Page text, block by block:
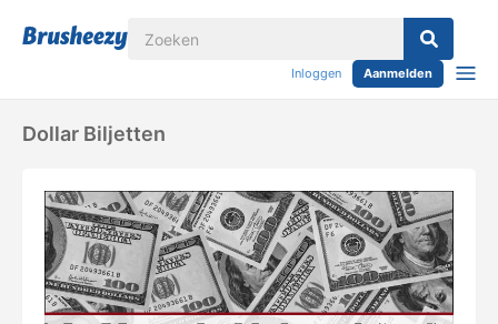
Inloggen Aanmelden
Dollar Biljetten